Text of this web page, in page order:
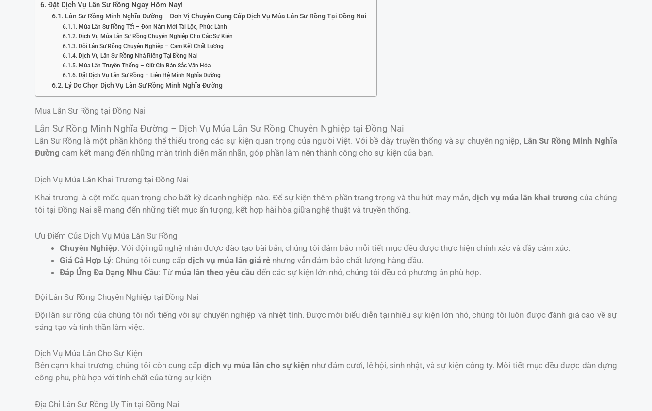
Đặt Dịch Vụ Lân Sư Rồng Ngay Hôm Nay!
Lân Sư Rồng Minh Nghĩa Đường – Đơn Vị Chuyên Cung Cấp Dịch Vụ Múa Lân Sư Rồng Tại Đồng Nai
Múa Lân Sư Rồng Tết – Đón Năm Mới Tài Lộc, Phúc Lành
Dịch Vụ Múa Lân Sư Rồng Chuyên Nghiệp Cho Các Sự Kiện
Đội Lân Sư Rồng Chuyên Nghiệp – Cam Kết Chất Lượng
Dịch Vụ Lân Sư Rồng Nhà Riêng Tại Đồng Nai
Múa Lân Truyền Thống – Giữ Gìn Bản Sắc Văn Hóa
Đặt Dịch Vụ Lân Sư Rồng – Liên Hệ Minh Nghĩa Đường
Lý Do Chọn Dịch Vụ Lân Sư Rồng Minh Nghĩa Đường
Mua Lân Sư Rồng tại Đồng Nai
Lân Sư Rồng Minh Nghĩa Đường – Dịch Vụ Múa Lân Sư Rồng Chuyên Nghiệp tại Đồng Nai
Lân Sư Rồng là một phần không thể thiếu trong các sự kiện quan trọng của người Việt. Với bề dày truyền thống và sự chuyên nghiệp, Lân Sư Rồng Minh Nghĩa
Đường cam kết mang đến những màn trình diễn mãn nhãn, góp phần làm nên thành công cho sự kiện của bạn.
Dịch Vụ Múa Lân Khai Trương tại Đồng Nai
Khai trương là cột mốc quan trọng cho bất kỳ doanh nghiệp nào. Để sự kiện thêm phần trang trọng và thu hút may mắn,dịch vụ múa lân khai trương của chúng
tôi tại Đồng Nai sẽ mang đến những tiết mục ấn tượng, kết hợp hài hòa giữa nghệ thuật và truyền thống.
Ưu Điểm Của Dịch Vụ Múa Lân Sư Rồng
Chuyên Nghiệp: Với đội ngũ nghệ nhân được đào tạo bài bản, chúng tôi đảm bảo mỗi tiết mục đều được thực hiện chính xác và đầy cảm xúc.
Giá Cả Hợp Lý: Chúng tôi cung cấp dịch vụ múa lân giá rẻ nhưng vẫn đảm bảo chất lượng hàng đầu.
Đáp Ứng Đa Dạng Nhu Cầu: Từ múa lân theo yêu cầu đến các sự kiện lớn nhỏ, chúng tôi đều có phương án phù hợp.
Đội Lân Sư Rồng Chuyên Nghiệp tại Đồng Nai
Đội lân sư rồng của chúng tôi nổi tiếng với sự chuyên nghiệp và nhiệt tình. Được mời biểu diễn tại nhiều sự kiện lớn nhỏ, chúng tôi luôn được đánh giá cao về sự
sáng tạo và tinh thần làm việc.
Dịch Vụ Múa Lân Cho Sự Kiện
Bên cạnh khai trương, chúng tôi còn cung cấp dịch vụ múa lân cho sự kiện như đám cưới, lễ hội, sinh nhật, và sự kiện công ty. Mỗi tiết mục đều được dàn dựng
công phu, phù hợp với tính chất của từng sự kiện.
Địa Chỉ Lân Sư Rồng Uy Tín tại Đồng Nai